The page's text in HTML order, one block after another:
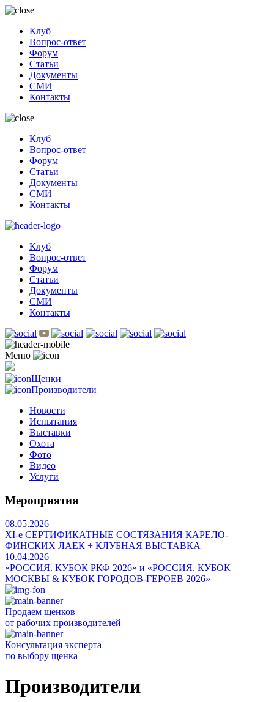
Клуб
Вопрос-ответ
Форум
Статьи
Документы
СМИ
Контакты
Клуб
Вопрос-ответ
Форум
Статьи
Документы
СМИ
Контакты
Клуб
Вопрос-ответ
Форум
Статьи
Документы
СМИ
Контакты
Меню
Щенки
Производители
Новости
Испытания
Выставки
Охота
Фото
Видео
Услуги
Мероприятия
08.05.2026
ХI-е СЕРТИФИКАТНЫЕ СОСТЯЗАНИЯ КАРЕЛО-
ФИНСКИХ ЛАЕК + КЛУБНАЯ ВЫСТАВКА
10.04.2026
«РОССИЯ. КУБОК РКФ 2026» и «РОССИЯ. КУБОК
МОСКВЫ & КУБОК ГОРОДОВ-ГЕРОЕВ 2026»
Продаем щенков
от рабочих производителей
Консультация эксперта
по выбору щенка
Производители